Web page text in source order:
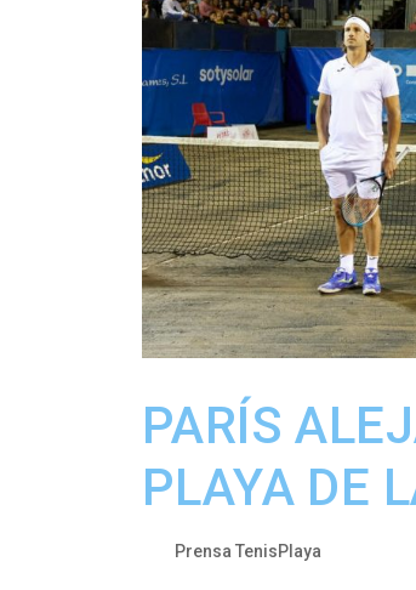
PARÍS
PLAYA DE
Prensa TenisPlaya